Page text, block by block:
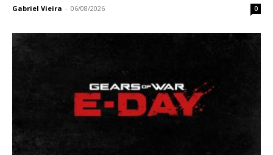
Gabriel Vieira - 06/08/2026 0